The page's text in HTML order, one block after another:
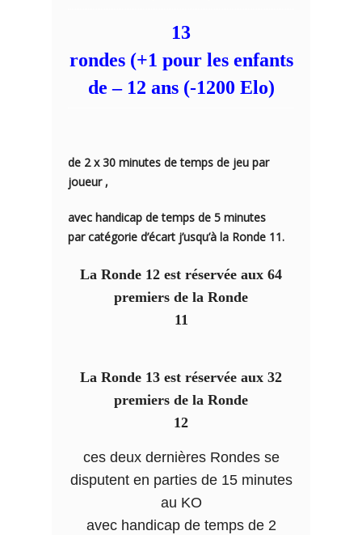
13
rondes (+1 pour les enfants
de – 12 ans (-1200 Elo)
de 2 x 30 minutes de temps de jeu par
joueur ,
avec handicap de temps de 5 minutes
par catégorie d’écart j’usqu’à la Ronde 11.
La Ronde 12 est réservée aux 64
premiers de la Ronde
11
La Ronde 13 est réservée aux 32
premiers de la Ronde
12
ces deux dernières Rondes se
disputent en parties de 15 minutes
au KO
avec handicap de temps de 2